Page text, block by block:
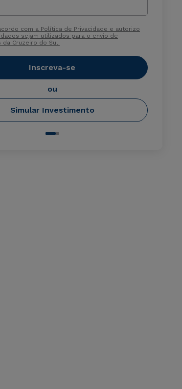
com a Política de Privacidade e autorizo
sejam utilizados para o envio de
da Cruzeiro do Sul.
Inscreva-se
ou
Simular Investimento